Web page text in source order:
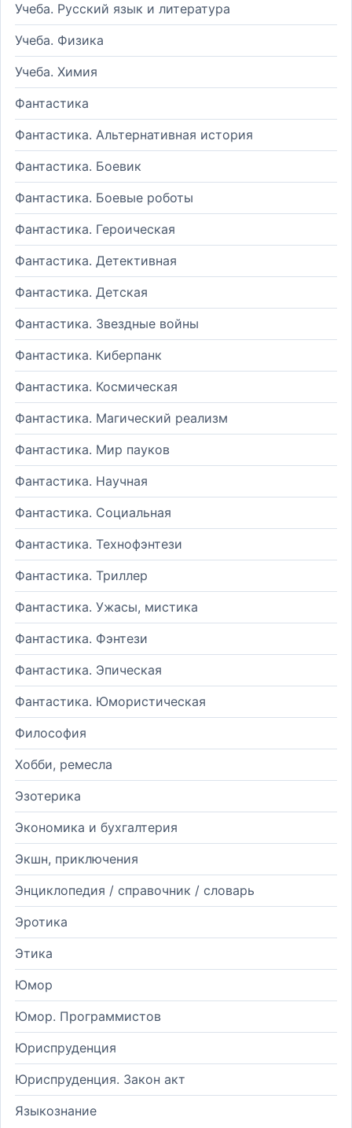
Учеба. Русский язык и литература
Учеба. Физика
Учеба. Химия
Фантастика
Фантастика. Альтернативная история
Фантастика. Боевик
Фантастика. Боевые роботы
Фантастика. Героическая
Фантастика. Детективная
Фантастика. Детская
Фантастика. Звездные войны
Фантастика. Киберпанк
Фантастика. Космическая
Фантастика. Магический реализм
Фантастика. Мир пауков
Фантастика. Научная
Фантастика. Социальная
Фантастика. Технофэнтези
Фантастика. Триллер
Фантастика. Ужасы, мистика
Фантастика. Фэнтези
Фантастика. Эпическая
Фантастика. Юмористическая
Философия
Хобби, ремесла
Эзотерика
Экономика и бухгалтерия
Экшн, приключения
Энциклопедия / справочник / словарь
Эротика
Этика
Юмор
Юмор. Программистов
Юриспруденция
Юриспруденция. Закон акт
Языкознание